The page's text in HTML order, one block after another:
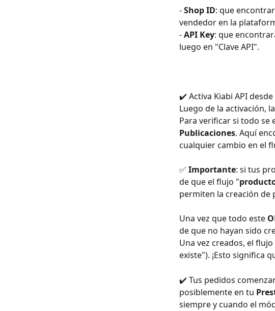
- Shop ID: que
vendedor en la
- API Key: que
luego en "Clave API".
✔️ Activa Kiabi API
Luego de la activación,
Para verificar si todo se
Publicaciones. Aquí
cualquier cambio en el
✅ Importante: si tus
de que el flujo "
permiten la creación de
Una vez que todo este
de que no hayan sido
Una vez creados, el
existe"). ¡Esto significa
✔️ Tus pedidos
posiblemente en tu
siempre y cuando el